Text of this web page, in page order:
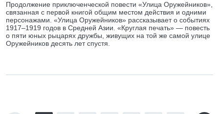
Продолжение приключенческой повести «Улица Оружейников»,
связанная с первой книгой общим местом действия и одними
персонажами. «Улица Оружейников» рассказывает о событиях
1917–1919 годов в Средней Азии. «Круглая печать» — повесть
о пяти юных рыцарях дружбы, живущих на той же самой улице
Оружейников десять лет спустя.